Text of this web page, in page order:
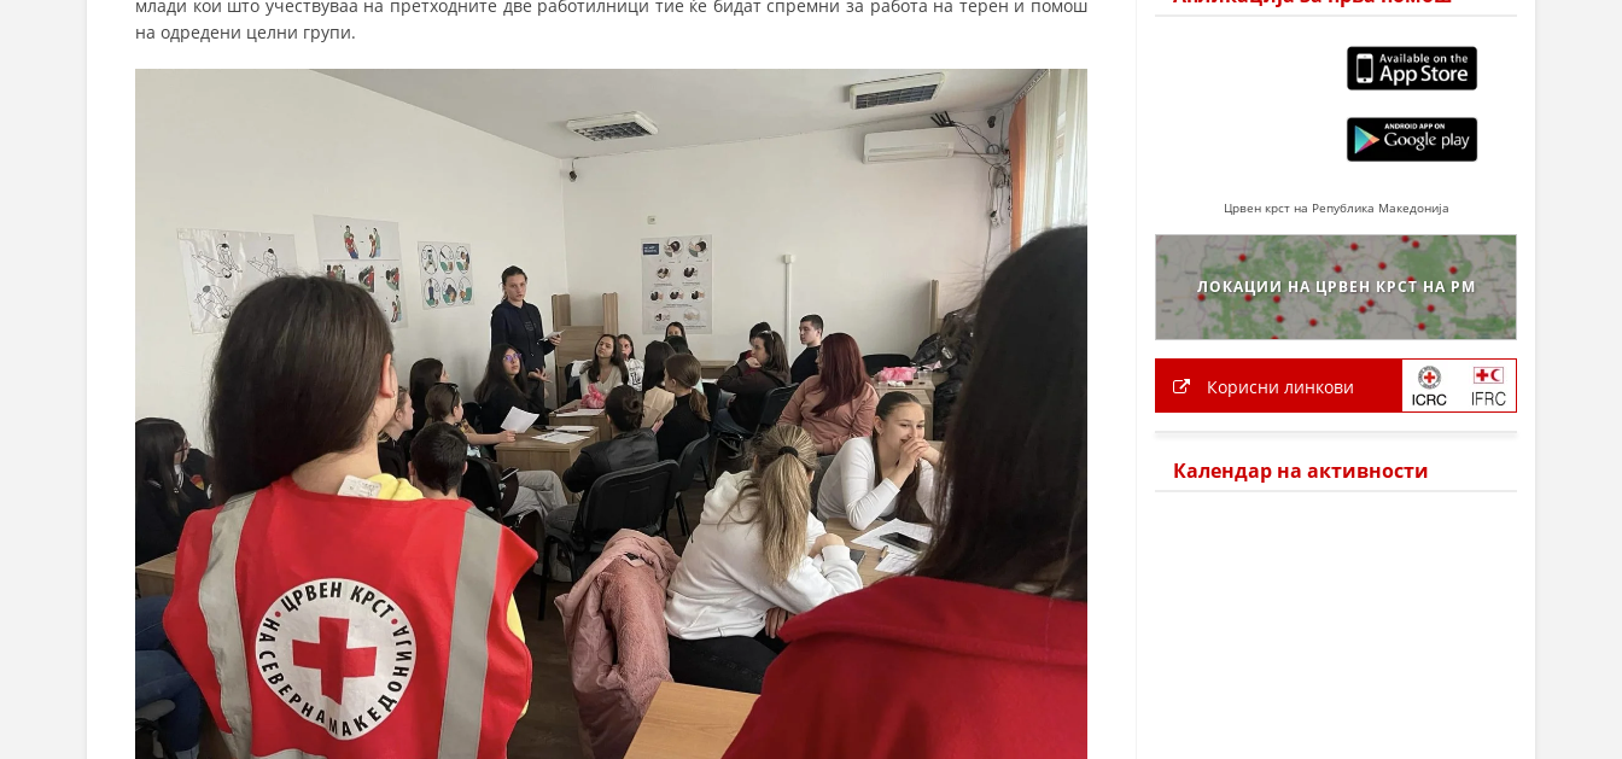
РАКОВОДЕН ОДБОР
СТРУКТУРА И ОРГАНИЗАЦИОНА ПОСТАВЕНОСТ
ДИСЕМИНАЦИЈА
ПРОМОЦИЈА НА ХУМАНИ ВРЕДНОСТИ
УПОТРЕБА И ЗАШТИТА НА АМБЛЕМОТ
СОЦИЈАЛНО ХУМАНИТАРНА ДЕЈНОСТ
КАКО ДА ДОНИРАТЕ
ПОДГОТВЕНОСТ И ДЕЈСТВО ПРИ КАТАСТРОФИ
ТИМОВИ НА ООЦК
СПАСИТЕЛНА СТАНИЦА ВОДНО
ПРОЕКТИ – ПОДГОТВЕНОСТ И ДЕЈСТВУВАЊЕ ПРИ КАТАСТРОФИ
ОДНОСИ СО ЈАВНОСТ
ИСТРАЖУВАЊЕ НА ЈАВНО МИСЛЕЊЕ
МЕЃУНАРОДНА СОРАБОТКА
млади кои што учествуваа на претходните две работилници тие ќе бидат спремни за работа на терен и помош
на одредени целни групи.
Црвен крст на Република Македонија
ЛОКАЦИИ НА ЦРВЕН КРСТ НА РМ
Корисни линкови
Календар на активности